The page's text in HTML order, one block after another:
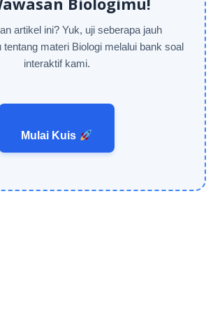
artikel ini? Yuk, uji seberapa jauh
tentang materi Biologi melalui bank soal
interaktif kami.
Mulai Kuis